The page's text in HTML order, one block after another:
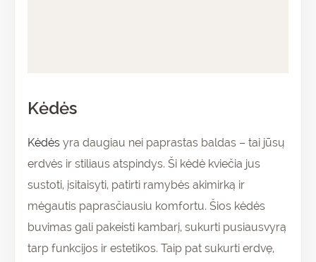
Kėdės
Kėdės yra daugiau nei paprastas baldas – tai jūsų
erdvės ir stiliaus atspindys. Ši kėdė kviečia jus
sustoti, įsitaisyti, patirti ramybės akimirką ir
mėgautis paprasčiausiu komfortu. Šios kėdės
buvimas gali pakeisti kambarį, sukurti pusiausvyrą
tarp funkcijos ir estetikos. Taip pat sukurti erdvę,